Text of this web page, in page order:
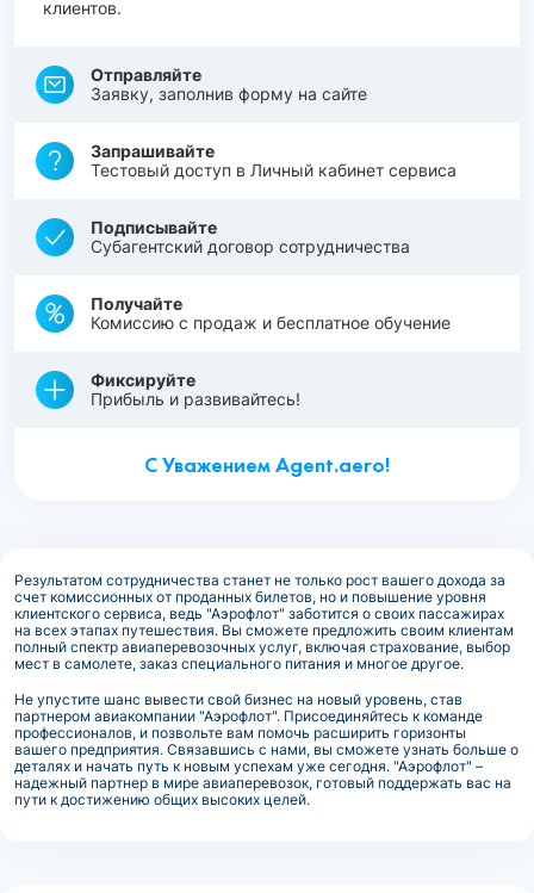
клиентов.
Отправляйте
Заявку, заполнив форму на сайте
Запрашивайте
Тестовый доступ в Личный кабинет сервиса
Подписывайте
Субагентский договор сотрудничества
Получайте
Комиссию с продаж и бесплатное обучение
Фиксируйте
Прибыль и развивайтесь!
С Уважением Agent.aero!
Результатом сотрудничества станет не только рост вашего дохода за
счет комиссионных от проданных билетов, но и повышение уровня
клиентского сервиса, ведь "Аэрофлот" заботится о своих пассажирах
на всех этапах путешествия. Вы сможете предложить своим клиентам
полный спектр авиаперевозочных услуг, включая страхование, выбор
мест в самолете, заказ специального питания и многое другое.
Не упустите шанс вывести свой бизнес на новый уровень, став
партнером авиакомпании "Аэрофлот". Присоединяйтесь к команде
профессионалов, и позвольте вам помочь расширить горизонты
вашего предприятия. Связавшись с нами, вы сможете узнать больше о
деталях и начать путь к новым успехам уже сегодня. "Аэрофлот" –
надежный партнер в мире авиаперевозок, готовый поддержать вас на
пути к достижению общих высоких целей.